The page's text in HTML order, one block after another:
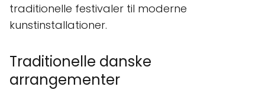
traditionelle festivaler til moderne
kunstinstallationer.
Traditionelle danske
arrangementer